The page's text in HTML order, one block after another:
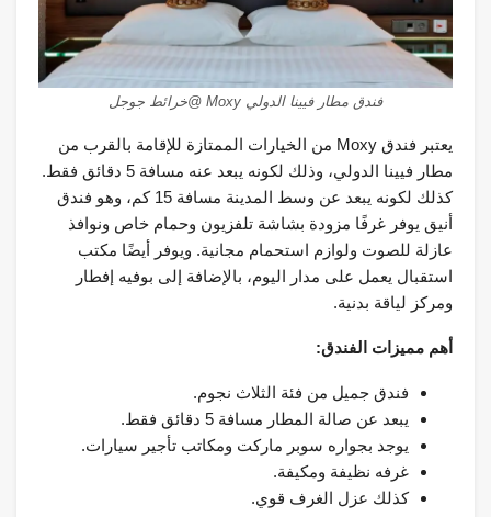
فندق مطار فيينا الدولي Moxy @خرائط جوجل
يعتبر فندق Moxy من الخيارات الممتازة للإقامة بالقرب من
مطار فيينا الدولي، وذلك لكونه يبعد عنه مسافة 5 دقائق فقط.
كذلك لكونه يبعد عن وسط المدينة مسافة 15 كم، وهو فندق
أنيق يوفر غرفًا مزودة بشاشة تلفزيون وحمام خاص ونوافذ
عازلة للصوت ولوازم استحمام مجانية. ويوفر أيضًا مكتب
استقبال يعمل على مدار اليوم، بالإضافة إلى بوفيه إفطار
ومركز لياقة بدنية.
أهم مميزات الفندق:
فندق جميل من فئة الثلاث نجوم.
يبعد عن صالة المطار مسافة 5 دقائق فقط.
يوجد بجواره سوبر ماركت ومكاتب تأجير سيارات.
غرفه نظيفة ومكيفة.
كذلك عزل الغرف قوي.